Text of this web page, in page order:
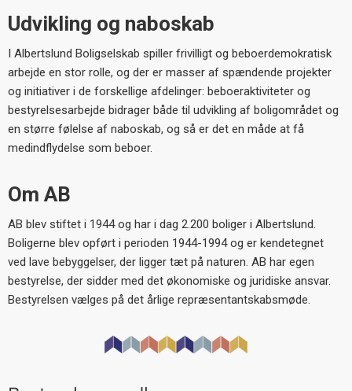
Udvikling og naboskab
I Albertslund Boligselskab spiller frivilligt og beboerdemokratisk
arbejde en stor rolle, og der er masser af spændende projekter
og initiativer i de forskellige afdelinger: beboeraktiviteter og
bestyrelsesarbejde bidrager både til udvikling af boligområdet og
en større følelse af naboskab, og så er det en måde at få
medindflydelse som beboer.
Om AB
AB blev stiftet i 1944 og har i dag 2.200 boliger i Albertslund.
Boligerne blev opført i perioden 1944-1994 og er kendetegnet
ved lave bebyggelser, der ligger tæt på naturen. AB har egen
bestyrelse, der sidder med det økonomiske og juridiske ansvar.
Bestyrelsen vælges på det årlige repræsentantskabsmøde.